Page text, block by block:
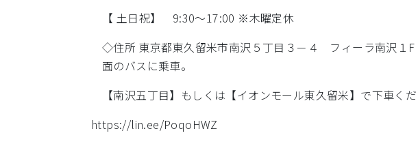
【 土日祝】 9:30～17:00 ※木曜定休
◇住所 東京都東久留米市南沢５丁目３－４ フィーラ南沢１
面のバスに乗車。
【南沢五丁目】もしくは【イオンモール東久留米】で下車くだ
https://lin.ee/PoqoHWZ